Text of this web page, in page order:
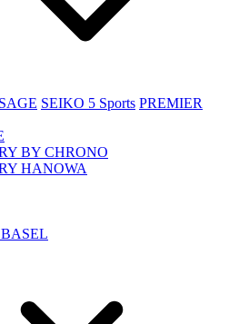
SEIKO 5 Sports PREMIER
BY CHRONO
HANOWA